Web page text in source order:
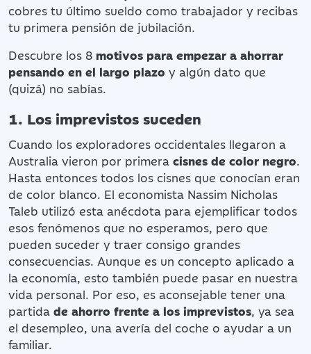
cobres tu último sueldo como trabajador y recibas
tu primera pensión de jubilación.
Descubre los 8 motivos para empezar a ahorrar
pensando en el largo plazo y algún dato que
(quizá) no sabías.
1. Los imprevistos suceden
Cuando los exploradores occidentales llegaron a
Australia vieron por primera cisnes de color negro.
Hasta entonces todos los cisnes que conocían eran
de color blanco. El economista Nassim Nicholas
Taleb utilizó esta anécdota para ejemplificar todos
esos fenómenos que no esperamos, pero que
pueden suceder y traer consigo grandes
consecuencias. Aunque es un concepto aplicado a
la economía, esto también puede pasar en nuestra
vida personal. Por eso, es aconsejable tener una
partida de ahorro frente a los imprevistos, ya sea
el desempleo, una avería del coche o ayudar a un
familiar.